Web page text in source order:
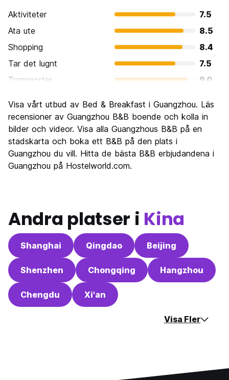
Aktiviteter
7.5
Ata ute
8.5
Shopping
8.4
Tar det lugnt
7.5
Transporter
9.0
Kultur
7.8
Festa
7.3
Värde för pengarna
Visa vårt utbud av Bed & Breakfast i Guangzhou. Läs
recensioner av Guangzhou B&B boende och kolla in
bilder och videor. Visa alla Guangzhous B&B på en
stadskarta och boka ett B&B på den plats i
Guangzhou du vill. Hitta de bästa B&B erbjudandena i
Guangzhou på Hostelworld.com.
Andra platser i Kina
Shanghai Qingdao Beijing
Shenzhen Chongqing Hangzhou
Chengdu Xi'an
Visa Fler